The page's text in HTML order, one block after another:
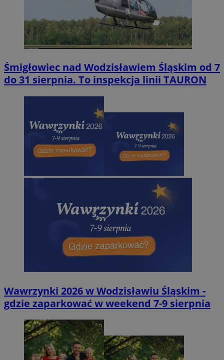
Śmigłowiec nad Wodzisławiem Śląskim od 7
do 31 sierpnia. To inspekcja linii TAURON
Wawrzynki 2026 w Wodzisławiu Śląskim -
gdzie zaparkować w weekend 7-9 sierpnia